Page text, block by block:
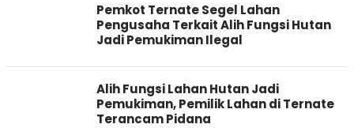
Pemkot Ternate Segel Lahan
Pengusaha Terkait Alih Fungsi Hutan
Jadi Pemukiman Ilegal
Alih Fungsi Lahan Hutan Jadi
Pemukiman, Pemilik Lahan di Ternate
Terancam Pidana